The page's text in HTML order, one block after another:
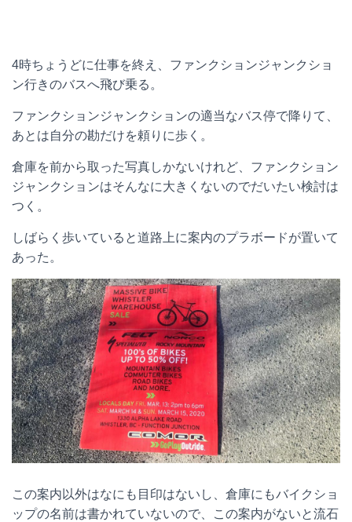
4時ちょうどに仕事を終え、ファンクションジャンクショ
ン行きのバスへ飛び乗る。
ファンクションジャンクションの適当なバス停で降りて、
あとは自分の勘だけを頼りに歩く。
倉庫を前から取った写真しかないけれど、ファンクション
ジャンクションはそんなに大きくないのでだいたい検討は
つく。
しばらく歩いていると道路上に案内のプラボードが置いて
あった。
この案内以外はなにも目印はないし、倉庫にもバイクショ
ップの名前は書かれていないので、この案内がないと流石